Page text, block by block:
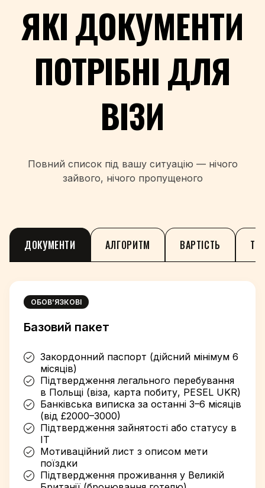
ЯКІ ДОКУМЕНТИ
ПОТРІБНІ ДЛЯ
ВІЗИ
Повний список під вашу ситуацію — нічого
зайвого, нічого пропущеного
ДОКУМЕНТИ АЛГОРИТМ ВАРТІСТЬ
ОБОВ’ЯЗКОВІ
Базовий пакет
Закордонний паспорт (дійсний мінімум 6
місяців)
Підтвердження легального перебування
в Польщі (віза, карта побиту, PESEL UKR)
Банківська виписка за останні 3–6 місяців
(від £2000–3000)
Підтвердження зайнятості або статусу в
IT
Мотиваційний лист з описом мети
поїздки
Підтвердження проживання у Великій